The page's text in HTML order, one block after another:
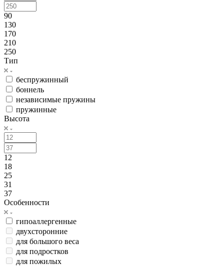
90
130
170
210
250
Тип
беспружинный
боннель
независимые пружины
пружинные
Высота
12
18
25
31
37
Особенности
гипоаллергенные
двухсторонние
для большого веса
для подростков
для пожилых